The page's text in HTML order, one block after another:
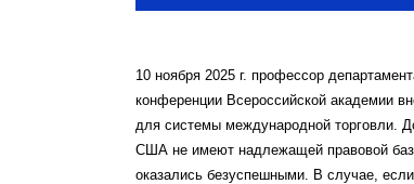
10 ноября 2025 г. профессор
конференции Всероссийской академии
для системы международной торговли.
США не имеют надлежащей правовой
оказались безуспешными. В случае,